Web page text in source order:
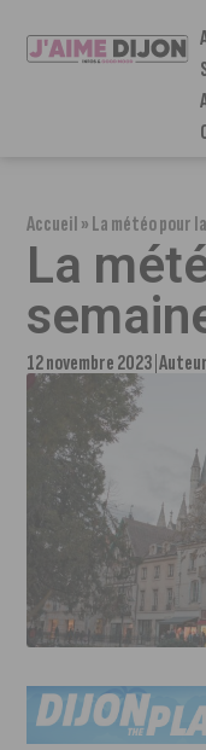
Accueil»La météo pour
La
12 novembre 2023